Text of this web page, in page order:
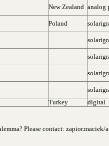
New Zealand analog
Poland
Turkey digital
Please contact: